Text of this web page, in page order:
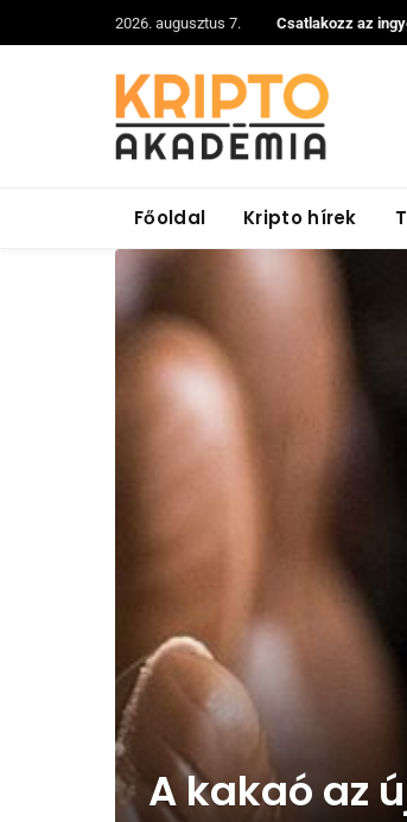
2026. augusztus 7. Csatlakozz az
Főoldal Kripto hírek
A kakaó az